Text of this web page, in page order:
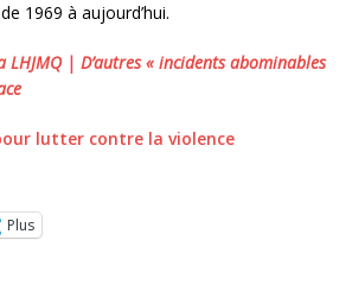
1969 à aujourd’hui.
LHJMQ | D’autres « incidents abominables
lutter contre la violence
Plus